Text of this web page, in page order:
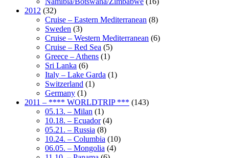
2012 (32)
Cruise – Eastern Mediterranean (8)
Sweden (3)
Cruise – Western Mediterranean (6)
Cruise – Red Sea (5)
Greece – Athens (1)
Sri Lanka (6)
Italy – Lake Garda (1)
Switzerland (1)
Germany (1)
2011 – **** WORLDTRIP *** (143)
05.13. – Milan (1)
10.18. – Ecuador(4)
05.21. – Russia (8)
10.24. – Columbia (10)
06.05. – Mongolia (4)